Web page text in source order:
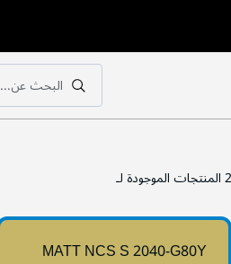
بحث
البحث عن...
بحث
2المنتجات الموجودة لـ
MATT NCS S 2040-G80Y